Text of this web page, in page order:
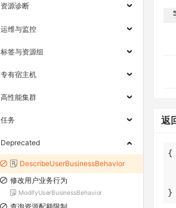
资源诊断
运维与监控
标签与资源组
专有宿主机
高性能集群
任务
Deprecated
DescribeUserBusinessBehavior
修改用户业务行为
ModifyUserBusinessBehavior
返
}